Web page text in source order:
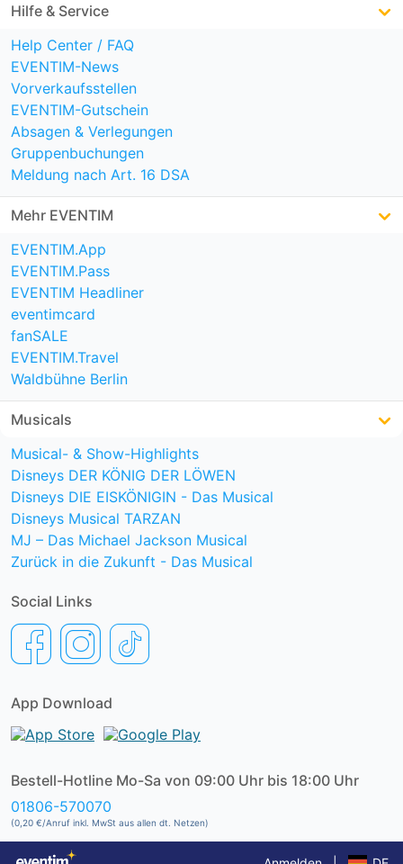
Hilfe & Service
Help Center / FAQ
EVENTIM-News
Vorverkaufsstellen
EVENTIM-Gutschein
Absagen & Verlegungen
Gruppenbuchungen
Meldung nach Art. 16 DSA
Mehr EVENTIM
EVENTIM.App
EVENTIM.Pass
EVENTIM Headliner
eventimcard
fanSALE
EVENTIM.Travel
Waldbühne Berlin
Musicals
Musical- & Show-Highlights
Disneys DER KÖNIG DER LÖWEN
Disneys DIE EISKÖNIGIN - Das Musical
Disneys Musical TARZAN
MJ – Das Michael Jackson Musical
Zurück in die Zukunft - Das Musical
Social Links
App Download
Bestell-Hotline Mo-Sa von 09:00 Uhr bis 18:00 Uhr
01806-570070
(0,20 €/Anruf inkl. MwSt aus allen dt. Netzen)